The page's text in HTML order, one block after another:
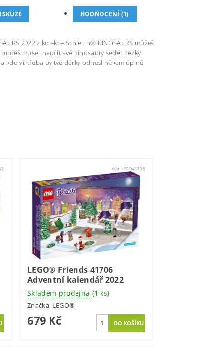
HODNOCENÍ (1)
2022 z kolekce Schleich® DINOSAURS můžeš
muset naučit své dinosaury sedět hezky
kdo ví, třeba by tvé dárky odnesl někam úplně
Kód:LEGO41706
LEGO® Friends 41706
Adventní kalendář 2022
Skladem prodejna (1 ks)
Značka: LEGO®
679 Kč